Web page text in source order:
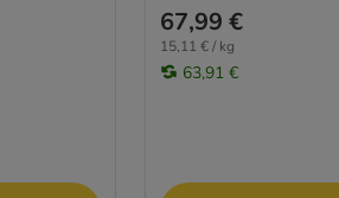
67,99 €
15,11 € / kg
63,91 €